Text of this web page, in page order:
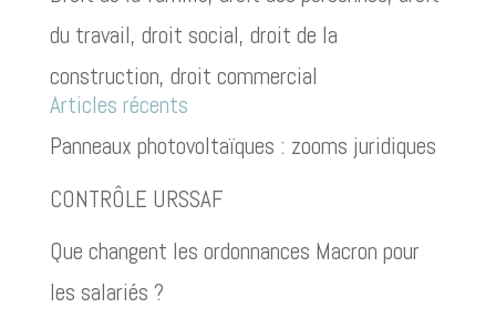
du travail, droit social, droit de la
construction, droit commercial
Articles récents
Panneaux photovoltaïques : zooms juridiques
CONTRÔLE URSSAF
Que changent les ordonnances Macron pour
les salariés ?